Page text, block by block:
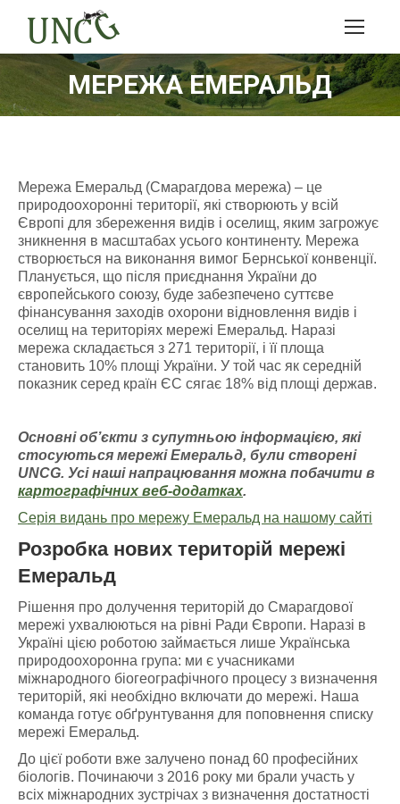
МЕРЕЖА ЕМЕРАЛЬД
Мережа Емеральд (Смарагдова мережа) – це
природоохоронні території, які створюють у всій
Європі для збереження видів і оселищ, яким загрожує
зникнення в масштабах усього континенту. Мережа
створюється на виконання вимог Бернської конвенції.
Планується, що після приєднання України до
європейського союзу, буде забезпечено суттєве
фінансування заходів охорони відновлення видів і
оселищ на територіях мережі Емеральд. Наразі
мережа складається з 271 території, і її площа
становить 10% площі України. У той час як середній
показник серед країн ЄС сягає 18% від площі держав.
Основні об’єкти з супутньою інформацією, які
стосуються мережі Емеральд, були створені
UNCG. Усі наші напрацювання можна побачити в
картографічних веб-додатках.
Серія видань про мережу Емеральд на нашому сайті
Розробка нових територій мережі
Емеральд
Рішення про долучення територій до Смарагдової
мережі ухвалюються на рівні Ради Європи. Наразі в
Україні цією роботою займається лише Українська
природоохоронна група: ми є учасниками
міжнародного біогеографічного процесу з визначення
територій, які необхідно включати до мережі. Наша
команда готує обґрунтування для поповнення списку
мережі Емеральд.
До цієї роботи вже залучено понад 60 професійних
біологів. Починаючи з 2016 року ми брали участь у
всіх міжнародних зустрічах з визначення достатності